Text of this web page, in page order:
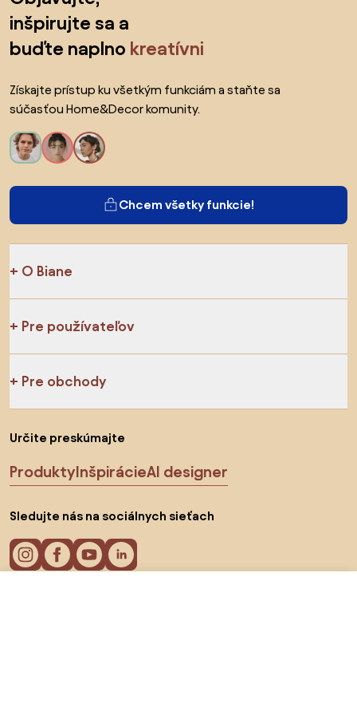
inšpirujte sa a
buďte naplno kreatívni
Získajte prístup ku všetkým funkciám a staňte sa
súčasťou Home&Decor komunity.
Chcem všetky funkcie!
O Biane
Pre používateľov
Pre obchody
Určite preskúmajte
ProduktyInšpirácieAI designer
Sledujte nás na sociálnych sieťach